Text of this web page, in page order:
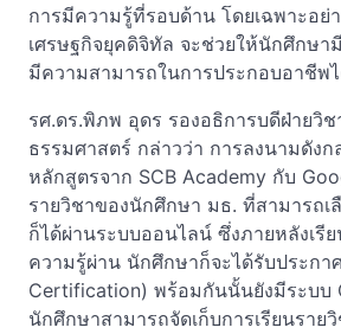
การมีความรู้ที่รอบด้าน โดยเฉพาะอย่
เศรษฐกิจยุคดิจิทัล จะช่วยให้นักศึกษา
มีความสามารถในการประกอบอาชีพ
รศ.ดร.พิภพ อุดร รองอธิการบดีฝ่ายวิ
ธรรมศาสตร์ กล่าวว่า การลงนามดัง
หลักสูตรจาก SCB Academy กับ
รายวิชาของนักศึกษา มธ. ที่สามารถเลื
ก็ได้ผ่านระบบออนไลน์ ซึ่งภายหลังเรี
ความรู้ผ่าน นักศึกษาก็จะได้รับประกา
Certification) พร้อมกันนั้นยังมีระบบ
นักศึกษาสามารถจัดเก็บการเรียนราย